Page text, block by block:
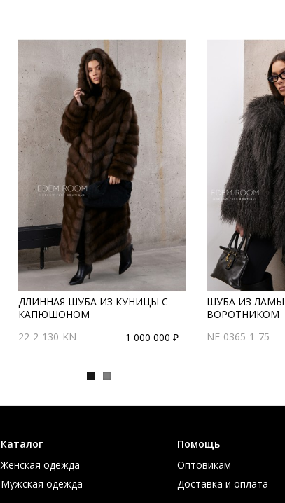
ДЛИННАЯ ШУБА ИЗ КУНИЦЫ С
КАПЮШОНОМ
22-2-130-KN
1 000 000 ₽
ШУБА ИЗ
ВОРОТНИКОМ
NF-0365-1-75
Каталог
Женская одежда
Мужская одежда
Помощь
Оптовикам
Доставка и оплата